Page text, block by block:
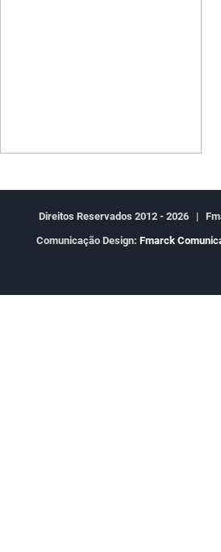
Direitos Reservados 2012 - 2026 |
Comunicação Design: Fmarck